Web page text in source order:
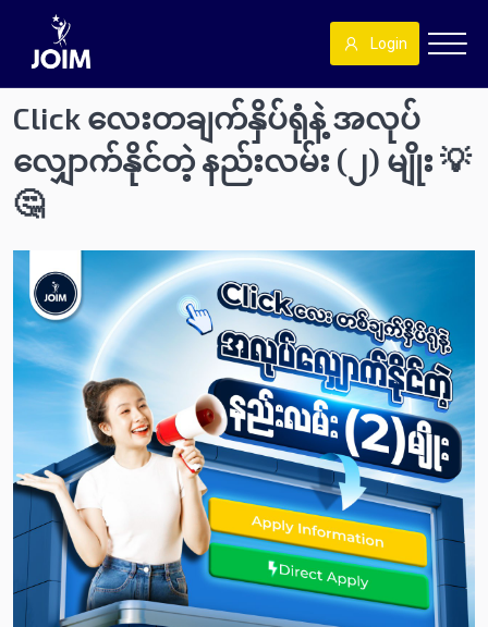
Login
Click လေးတချက်နှိပ်ရုံနဲ့ အလုပ်
လျှောက်နိုင်တဲ့ နည်းလမ်း (၂) မျိုး 💡
🤔